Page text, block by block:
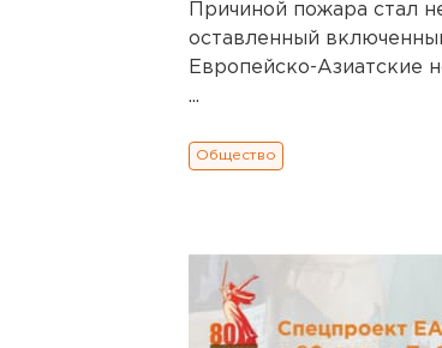
Причиной пожара стал
оставленный
Европейско-Азиатские
...
Общество